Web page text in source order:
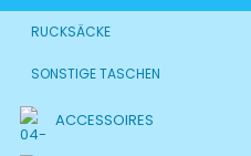
RUCKSÄCKE
SONSTIGE TASCHEN
ACCESSOIRES